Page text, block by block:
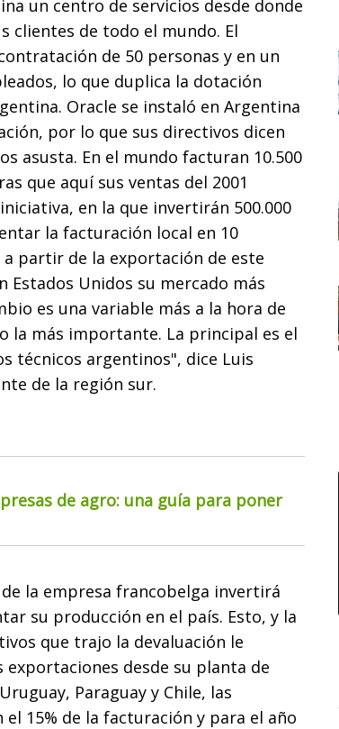
un centro de servicios desde donde
clientes de todo el mundo. El
de 50 personas y en un
lo que duplica la dotación
Oracle se instaló en Argentina
por lo que sus directivos dicen
asusta. En el mundo facturan 10.500
que aquí sus ventas del 2001
en la que invertirán 500.000
la facturación local en 10
partir de la exportación de este
Estados Unidos su mercado más
es una variable más a la hora de
la más importante. La principal es el
técnicos argentinos", dice Luis
de la región sur.
de agro: una guía para poner
la empresa francobelga invertirá
su producción en el país. Esto, y la
que trajo la devaluación le
desde su planta de
Paraguay y Chile, las
15% de la facturación y para el año